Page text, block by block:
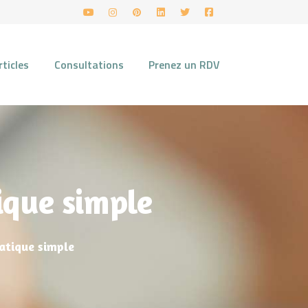
Consultations Prenez un RDV
simple
simple